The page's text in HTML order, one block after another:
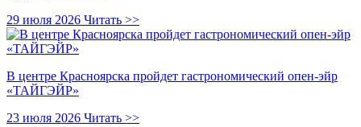
29 июля 2026 Читать >>
В центре Красноярска пройдет гастрономический опен-эйр
«ТАЙГЭЙР»
23 июля 2026 Читать >>